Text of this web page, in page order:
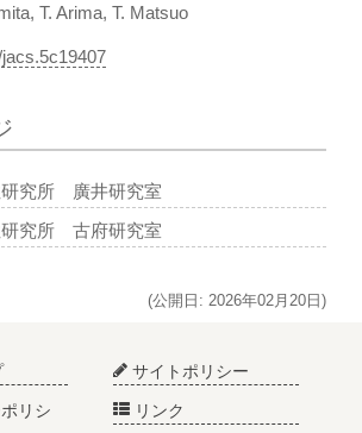
T. Arima, T. Matsuo
研究所 廣井研究室
研究所 古府研究室
(公開日: 2026年02月20日)
サイトポリシー
リシ
リンク